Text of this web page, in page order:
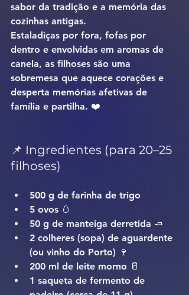
sabor da tradição e a memória das
cozinhas antigas.
Estaladiças por fora, fofas por
dentro e envolvidas em aromas de
canela, as filhoses são uma
sobremesa que aquece corações e
desperta memórias afetivas de
família e partilha. ❤️
📌 Ingredientes (para 20–25
filhoses)
500 g de farinha de trigo
5 ovos 🥚
50 g de manteiga derretida 🧈
2 colheres (sopa) de aguardente
(ou vinho do Porto) 🍷
200 ml de leite morno 🥛
1 saqueta de fermento de